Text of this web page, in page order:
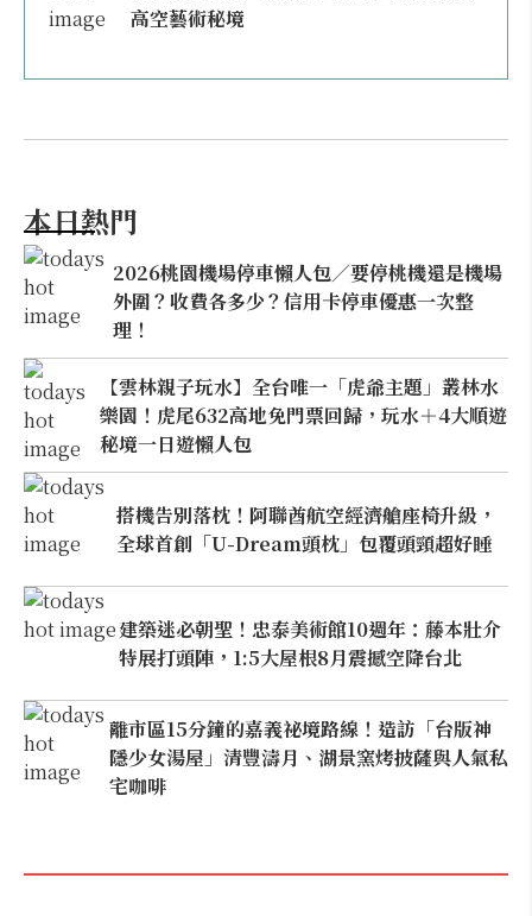
高空藝術秘境
本日熱門
2026桃園機場停車懶人包／要停桃機還是機場
外圍？收費各多少？信用卡停車優惠一次整
理！
【雲林親子玩水】全台唯一「虎爺主題」叢林水
樂園！虎尾632高地免門票回歸，玩水＋4大順遊
秘境一日遊懶人包
搭機告別落枕！阿聯酋航空經濟艙座椅升級，
全球首創「U-Dream頭枕」包覆頭頸超好睡
建築迷必朝聖！忠泰美術館10週年：藤本壯介
特展打頭陣，1:5大屋根8月震撼空降台北
離市區15分鐘的嘉義祕境路線！造訪「台版神
隱少女湯屋」清豐濤月、湖景窯烤披薩與人氣私
宅咖啡